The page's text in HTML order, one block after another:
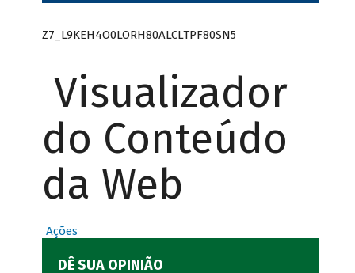
Z7_L9KEH4O0LORH80ALCLTPF80SN5
Visualizador
do Conteúdo
da Web
Ações
DÊ SUA OPINIÃO